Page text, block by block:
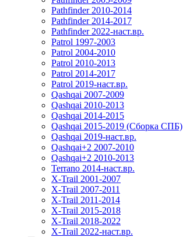
Pathfinder 2010-2014
Pathfinder 2014-2017
Pathfinder 2022-наст.вр.
Patrol 1997-2003
Patrol 2004-2010
Patrol 2010-2013
Patrol 2014-2017
Patrol 2019-наст.вр.
Qashqai 2007-2009
Qashqai 2010-2013
Qashqai 2014-2015
Qashqai 2015-2019 (Сборка СПБ)
Qashqai 2019-наст.вр.
Qashqai+2 2007-2010
Qashqai+2 2010-2013
Terrano 2014-наст.вр.
X-Trail 2001-2007
X-Trail 2007-2011
X-Trail 2011-2014
X-Trail 2015-2018
X-Trail 2018-2022
X-Trail 2022-наст.вр.